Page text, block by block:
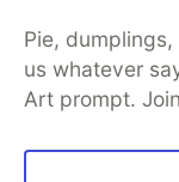
默认再次消息推
以修改你的fork
Pie,
us whatever
Art prompt.
Free
Code of
Built on
Forem —
and